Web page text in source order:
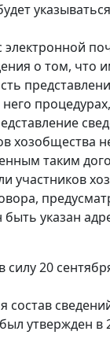
электронной
о том,
хозобщества
таким
участников
указан
20
утвержден в